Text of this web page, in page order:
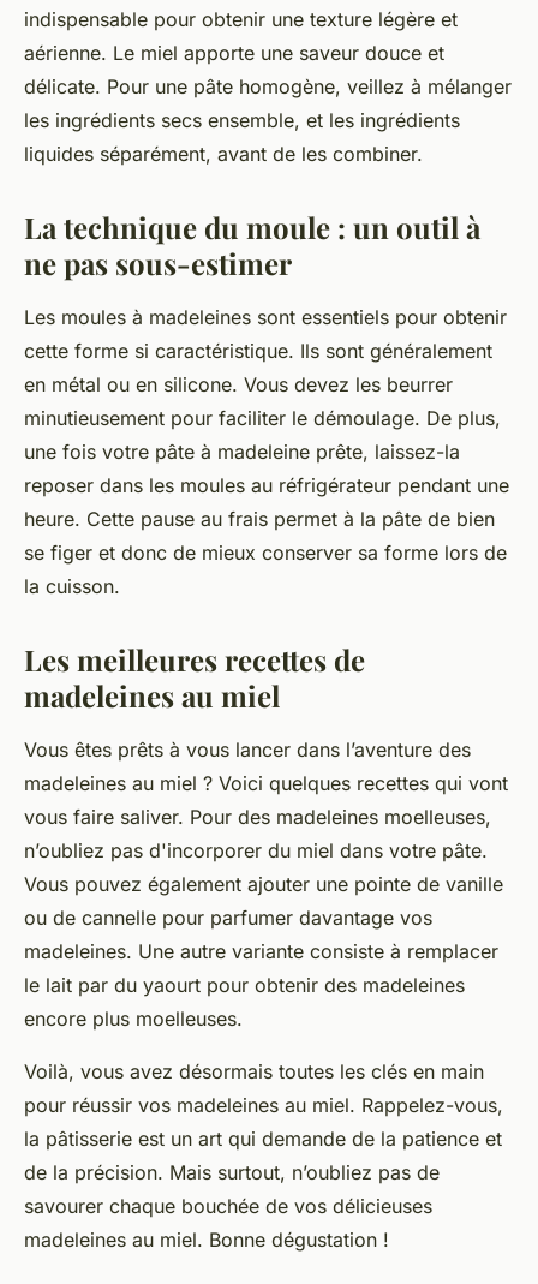
indispensable pour obtenir une texture légère et
aérienne. Le miel apporte une saveur douce et
délicate. Pour une pâte homogène, veillez à mélanger
les ingrédients secs ensemble, et les ingrédients
liquides séparément, avant de les combiner.
La technique du moule : un outil à
ne pas sous-estimer
Les moules à madeleines sont essentiels pour obtenir
cette forme si caractéristique. Ils sont généralement
en métal ou en silicone. Vous devez les beurrer
minutieusement pour faciliter le démoulage. De plus,
une fois votre pâte à madeleine prête, laissez-la
reposer dans les moules au réfrigérateur pendant une
heure. Cette pause au frais permet à la pâte de bien
se figer et donc de mieux conserver sa forme lors de
la cuisson.
Les meilleures recettes de
madeleines au miel
Vous êtes prêts à vous lancer dans l’aventure des
madeleines au miel ? Voici quelques recettes qui vont
vous faire saliver. Pour des madeleines moelleuses,
n’oubliez pas d'incorporer du miel dans votre pâte.
Vous pouvez également ajouter une pointe de vanille
ou de cannelle pour parfumer davantage vos
madeleines. Une autre variante consiste à remplacer
le lait par du yaourt pour obtenir des madeleines
encore plus moelleuses.
Voilà, vous avez désormais toutes les clés en main
pour réussir vos madeleines au miel. Rappelez-vous,
la pâtisserie est un art qui demande de la patience et
de la précision. Mais surtout, n’oubliez pas de
savourer chaque bouchée de vos délicieuses
madeleines au miel. Bonne dégustation !